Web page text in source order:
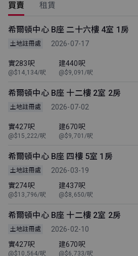
買賣 租賃
希爾頓中心 B座 二十六樓 4室 1房
土地註冊處 2026-07-17
實283呎
@$14,134/呎
建440呎
@$9,091/呎
希爾頓中心 B座 十二樓 2室 2房
土地註冊處 2026-07-02
實427呎
@$15,222/呎
建670呎
@$9,701/呎
希爾頓中心 B座 四樓 5室 1房
土地註冊處
2026-03-19
實274呎
@$13,796/呎
建437呎
@$8,650/呎
希爾頓中心 B座 十二樓 2室 2房
土地註冊處
2026-02-10
實427呎
@$10,564/呎
建670呎
@$6,733/呎